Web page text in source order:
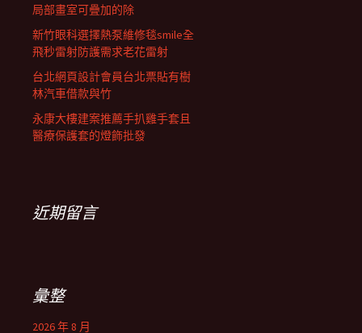
局部畫室可疊加的除
新竹眼科選擇熱泵維修毯smile全
飛秒雷射防護需求老花雷射
台北網頁設計會員台北票貼有樹
林汽車借款與竹
永康大樓建案推薦手扒雞手套且
醫療保護套的燈飾批發
近期留言
彙整
2026 年 8 月